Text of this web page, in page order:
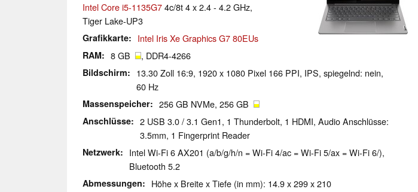
Intel Core i5-1135G74c/8t 4 x 2.4 - 4.2 GHz,
Tiger Lake-UP3
Grafikkarte Intel Iris Xe Graphics G7 80EUs
RAM 8 GB , DDR4-4266
Bildschirm
13.30 Zoll 16:9, 1920 x 1080 Pixel 166 PPI, IPS, spiegelnd: nein,
60 Hz
Massenspeicher 256 GB NVMe, 256 GB
Anschlüsse
2 USB 3.0 / 3.1 Gen1, 1 Thunderbolt, 1 HDMI, Audio Anschlüsse:
3.5mm, 1 Fingerprint Reader
Netzwerk
Intel Wi-Fi 6 AX201 (a/b/g/h/n = Wi-Fi 4/ac = Wi-Fi 5/ax = Wi-Fi 6/),
Bluetooth 5.2
Abmessungen Höhe x Breite x Tiefe (in mm): 14.9 x 299 x 210